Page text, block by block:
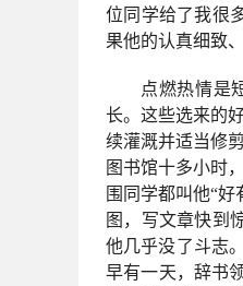
位同学给了我很
果他的认真细致
点燃热情是
长。这些选来的
续灌溉并适当修
图书馆十多小时
围同学都叫他“好
图，写文章快到
他几乎没了斗志
早有一天，辞书